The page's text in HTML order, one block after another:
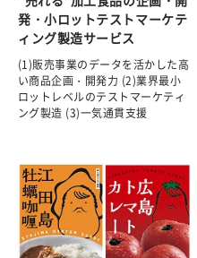
発・小ロットテストマーケテ
ィング製造サービス
(1)販売事業のデータを活かした高
い商品企画・開発力 (2)業界最小
ロットレベルのテストマーケティ
ング製造 (3)一気通貫支援